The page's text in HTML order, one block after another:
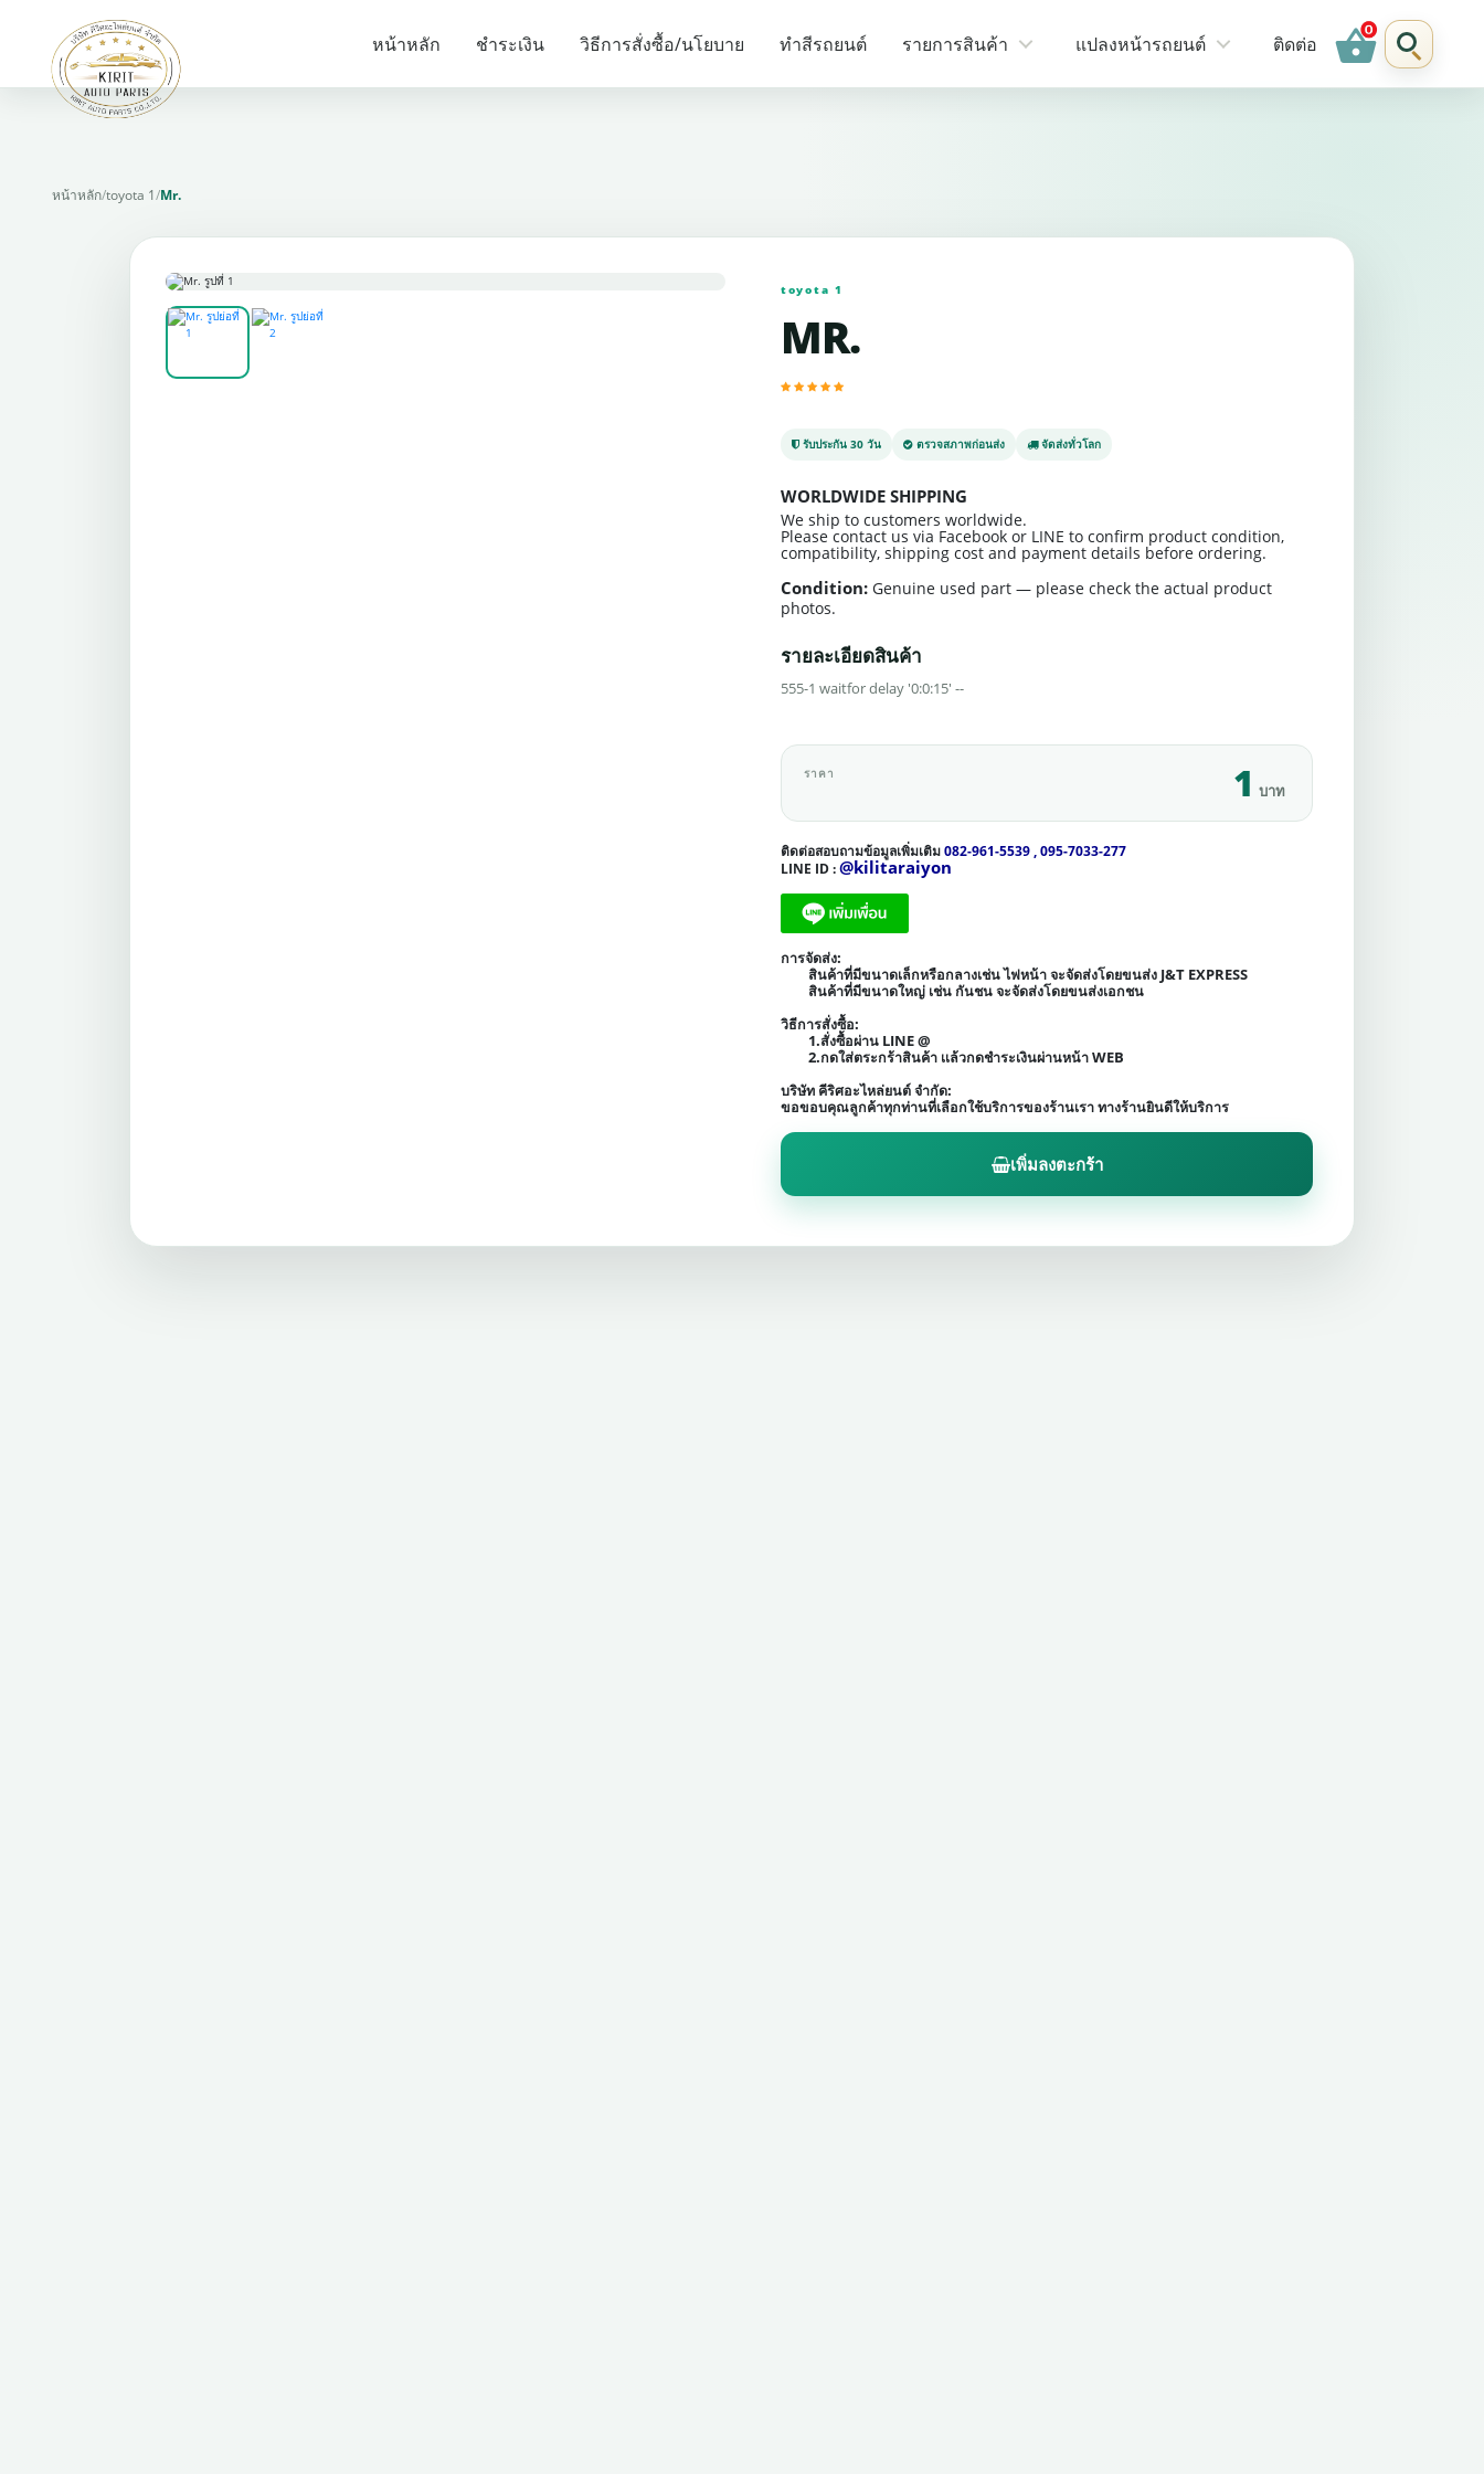
หน้าหลัก ชำระเงิน วิธีการสั่งซื้อ/นโยบาย ทำสีรถยนต์ รายการสินค้า แปลงหน้ารถยนต์ ติดต่อ shopping_basket
รายการแนะนำ
หน้าหลัก/toyota 1/Mr.
toyota 1
MR.
รับประกัน 30 วัน ตรวจสภาพก่อนส่ง จัดส่งทั่วโลก
WORLDWIDE SHIPPING
We ship to customers worldwide.
Please contact us via Facebook or LINE to confirm product condition,
compatibility, shipping cost and payment details before ordering.
Condition: Genuine used part — please check the actual product
photos.
รายละเอียดสินค้า
555-1 waitfor delay '0:0:15' --
ราคา 1 บาท
ติดต่อสอบถามข้อมูลเพิ่มเติม082-961-5539 , 095-7033-277
LINE ID :@kilitaraiyon
การจัดส่ง:
สินค้าที่มีขนาดเล็กหรือกลางเช่น ไฟหน้า จะจัดส่งโดยขนส่ง J&T EXPRESS
สินค้าที่มีขนาดใหญ่ เช่น กันชน จะจัดส่งโดยขนส่งเอกชน
วิธีการสั่งซื้อ:
1.สั่งซื้อผ่าน LINE @
2.กดใส่ตระกร้าสินค้า เเล้วกดชำระเงินผ่านหน้า WEB
บริษัท คีริศอะไหล่ยนต์ จำกัด:
ขอขอบคุณลูกค้าทุกท่านที่เลือกใช้บริการของร้านเรา ทางร้านยินดีให้บริการ
เพิ่มลงตะกร้า